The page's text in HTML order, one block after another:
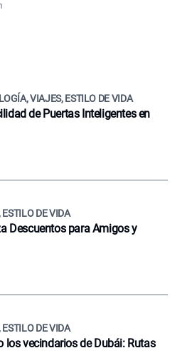
VIAJES, ESTILO DE VIDA
de Puertas Inteligentes en
ESTILO DE VIDA
Descuentos para Amigos y
ESTILO DE VIDA
los vecindarios de Dubái: Rutas